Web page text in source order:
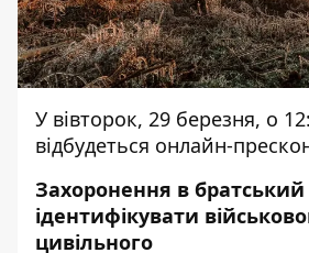
У вівторок, 29 березня, о
відбудеться онлайн-
Захоронення в
ідентифікувати
цивільного